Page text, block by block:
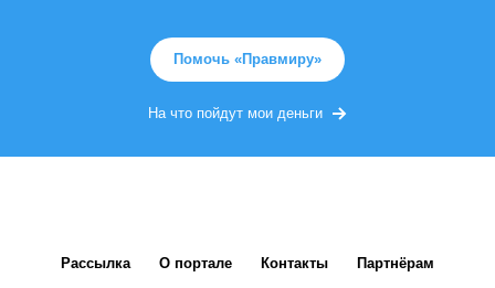
Помочь «Правмиру»
На что пойдут мои деньги
Рассылка О портале Контакты Партнёрам